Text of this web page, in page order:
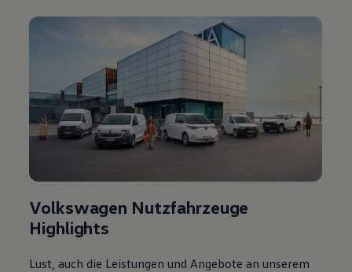
Volkswagen Nutzfahrzeuge
Highlights
Lust, auch die Leistungen und Angebote an unserem